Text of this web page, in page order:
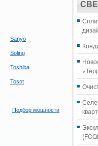
Sanyo
Soling
Toshiba
Tosot
Подбор мощности